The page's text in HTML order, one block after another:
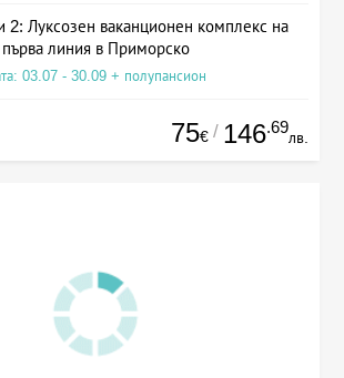
2: Луксозен ваканционен комплекс на
първа линия в Приморско
03.07 - 30.09 + полупансион
75€ / 146.69
лв.